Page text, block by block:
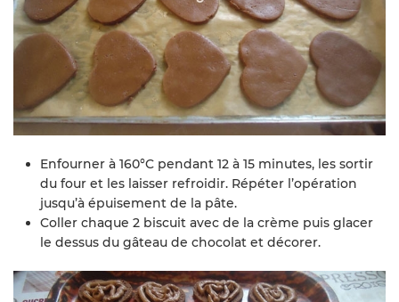
Enfourner à 160°C pendant 12 à 15 minutes, les sortir
du four et les laisser refroidir. Répéter l’opération
jusqu’à épuisement de la pâte.
Coller chaque 2 biscuit avec de la crème puis glacer
le dessus du gâteau de chocolat et décorer.